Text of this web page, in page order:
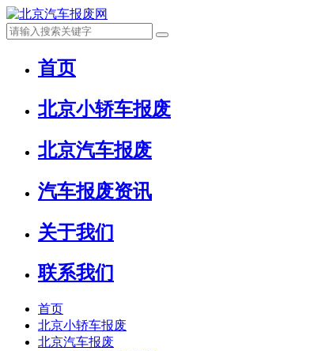
首页
北京小轿车报废
北京汽车报废
汽车报废资讯
关于我们
联系我们
首页
北京小轿车报废
北京汽车报废